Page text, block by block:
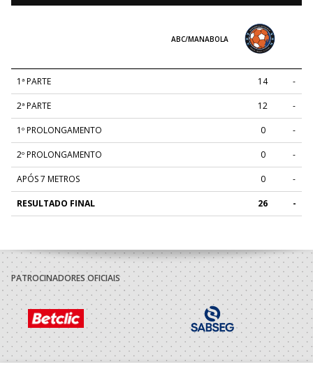
ABC/MANABOLA
1ª PARTE 14 -
2ª PARTE 12 -
1º PROLONGAMENTO 0 -
2º PROLONGAMENTO 0 -
APÓS 7 METROS 0 -
RESULTADO FINAL 26 -
PATROCINADORES OFICIAIS